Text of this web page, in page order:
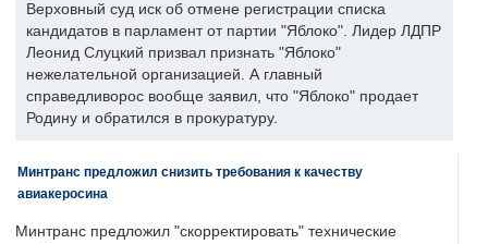
Верховный суд иск об отмене регистрации списка
кандидатов в парламент от партии "Яблоко". Лидер ЛДПР
Леонид Слуцкий призвал признать "Яблоко"
нежелательной организацией. А главный
справедливорос вообще заявил, что "Яблоко" продает
Родину и обратился в прокуратуру.
Минтранс предложил снизить требования к качеству
авиакеросина
Минтранс предложил "скорректировать" технические